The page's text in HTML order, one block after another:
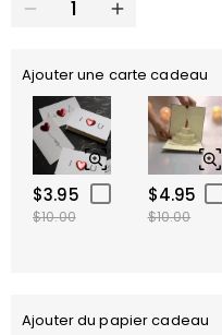
Ajouter une carte cadeau
$3.95
$10.00
$4.95
$10.00
Ajouter du papier cadeau